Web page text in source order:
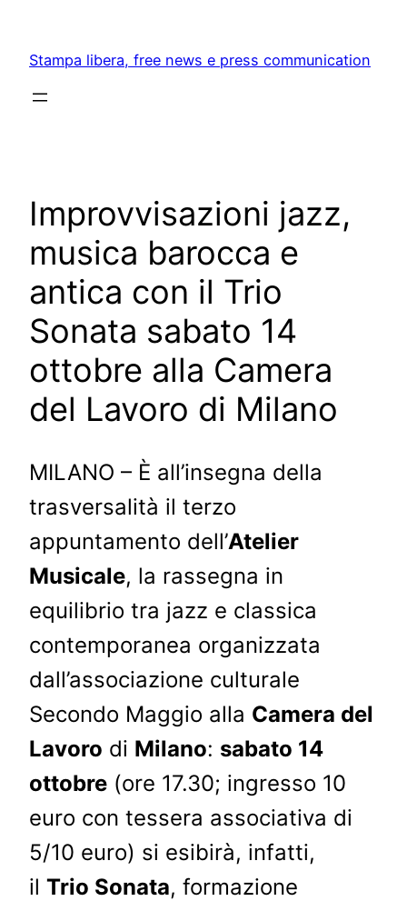
content
Stampa libera, free news e press communication
Improvvisazioni jazz,
musica barocca e
antica con il Trio
Sonata sabato 14
ottobre alla Camera
del Lavoro di Milano
MILANO – È all’insegna della
trasversalità il terzo
appuntamento dell’Atelier
Musicale, la rassegna in
equilibrio tra jazz e classica
contemporanea organizzata
dall’associazione culturale
Secondo Maggio alla Camera del
Lavoro di Milano: sabato 14
ottobre (ore 17.30; ingresso 10
euro con tessera associativa di
5/10 euro) si esibirà, infatti,
il Trio Sonata, formazione